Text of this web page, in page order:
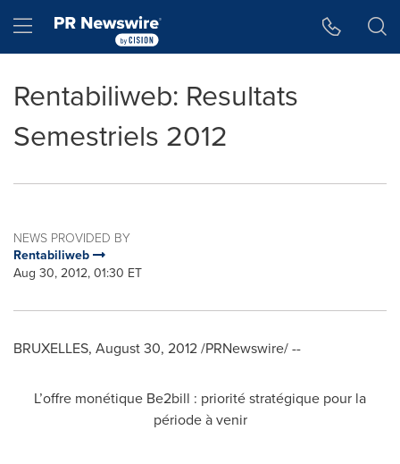
Hamburger menu
Rentabiliweb: Resultats
Semestriels 2012
NEWS PROVIDED BY
Rentabiliweb
Aug 30, 2012, 01:30 ET
BRUXELLES, August 30, 2012/PRNewswire/ --
L’offre monétique Be2bill : priorité stratégique pour la
période à venir